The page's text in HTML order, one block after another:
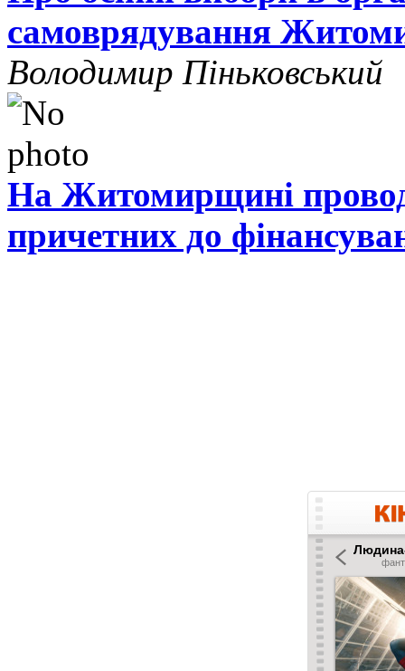
самоврядування
Володимир Піньковський
На Житомирщині
причетних до